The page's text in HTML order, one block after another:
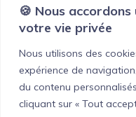
🍪 Nous
votre vie privée
Nous utilisons des
expérience de
du contenu
cliquant sur « Tout